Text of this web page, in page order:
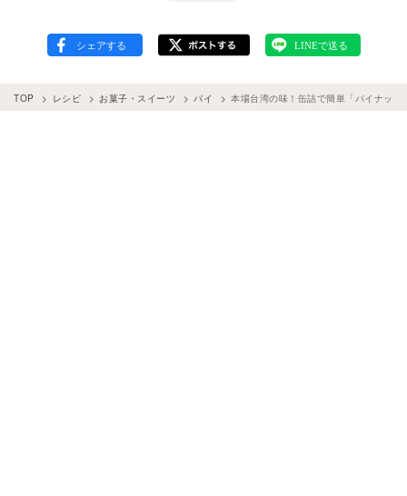
TOP レシピ お菓子・スイーツ パイ 本場台湾の味！缶詰で簡単「パイナッ